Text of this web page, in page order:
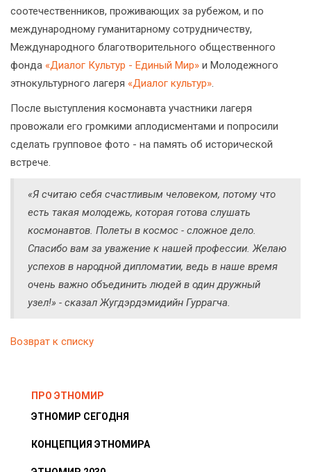
соотечественников, проживающих за рубежом, и по
международному гуманитарному сотрудничеству,
Международного благотворительного общественного
фонда «Диалог Культур - Единый Мир» и Молодежного
этнокультурного лагеря «Диалог культур».
После выступления космонавта участники лагеря
провожали его громкими аплодисментами и попросили
сделать групповое фото - на память об исторической
встрече.
«Я считаю себя счастливым человеком, потому что
есть такая молодежь, которая готова слушать
космонавтов. Полеты в космос - сложное дело.
Спасибо вам за уважение к нашей профессии. Желаю
успехов в народной дипломатии, ведь в наше время
очень важно объединить людей в один дружный
узел!» - сказал Жугдэрдэмидийн Гуррагча.
Возврат к списку
ПРО ЭТНОМИР
ЭТНОМИР СЕГОДНЯ
КОНЦЕПЦИЯ ЭТНОМИРА